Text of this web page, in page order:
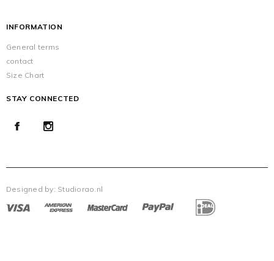
INFORMATION
General terms
contact
Size Chart
STAY CONNECTED
Designed by: Studiorao.nl